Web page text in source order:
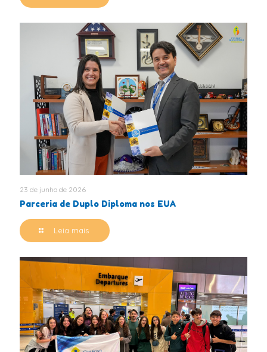
23 de junho de 2026
Parceria de Duplo Diploma nos EUA
Leia mais